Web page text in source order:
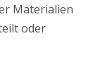
Materialien
oder